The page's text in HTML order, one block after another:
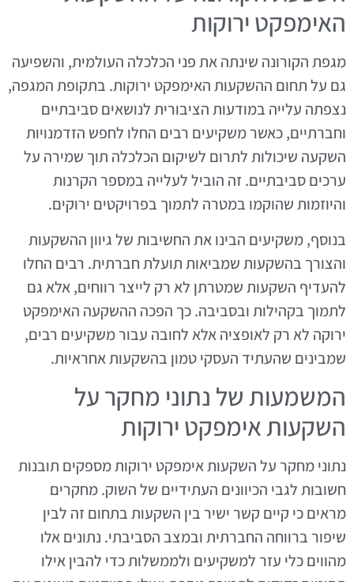
האימפקט ירוקות
מגפת הקורונה שינתה את פני הכלכלה העולמית, והשפיעה
גם על תחום ההשקעות האימפקט ירוקות. בתקופת המגפה,
נצפתה עלייה במודעות הציבורית לנושאים סביבתיים
וחברתיים, כאשר משקיעים רבים החלו לחפש הזדמנויות
השקעה שיכולות לתרום לשיקום הכלכלה תוך שמירה על
ערכים סביבתיים. זה הוביל לעלייה במספר הקרנות
והיוזמות שהוקמו במטרה לתמוך בפרויקטים ירוקים.
בנוסף, משקיעים הבינו את החשיבות של גיוון ההשקעות
והצורך בהשקעות שמביאות תועלת חברתית. רבים החלו
להעדיף השקעות שמטרתן לא רק לייצר רווחים, אלא גם
לתמוך בקהילות ובסביבה. כך הפכה ההשקעה האימפקט
ירוקה לא רק לאופציה אלא לחובה עבור משקיעים רבים,
שמבינים שהעתיד העסקי טמון בהשקעות אחראיות.
המשמעות של נתוני מחקר על
השקעות אימפקט ירוקות
נתוני מחקר על השקעות אימפקט ירוקות מספקים תובנות
חשובות לגבי הכיוונים העתידיים של השוק. מחקרים
מראים כי קיים קשר ישיר בין השקעות בתחום זה לבין
שיפור ברווחה החברתית ובמצב הסביבתי. נתונים אלו
מהווים כלי עזר למשקיעים ולממשלות כדי להבין אילו